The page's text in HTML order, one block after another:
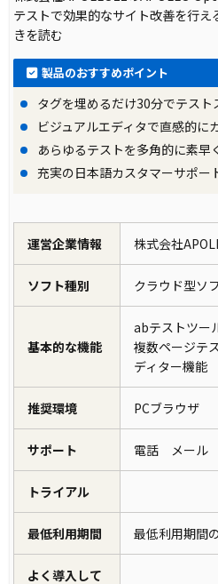
テストで効果的なサイト改善を行
きを読む
製品のおすすめポイント
タグを埋めるだけ30分でテスト
ビジュアルエディタで直感的に
あらゆるテストを多角的に素早
充実の日本語カスタマーサポー
運営企業情報 株式会社
ソフト種別 クラウド型ソ
基本的な機能
abテストツ
複数ページ
ディター機
推奨環境 PCブラウザ
サポート 電話 メール
トライアル
最低利用期間 最低利用期間
よく導入して